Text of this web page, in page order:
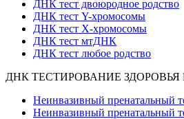
ДНК тест двоюродное родство
ДНК тест Y-хромосомы
ДНК тест X-хромосомы
ДНК тест мтДНК
ДНК тест любое родство
ДНК ТЕСТИРОВАНИЕ ЗДОРОВЬЯ
Неинвазивный пренатальный
Неинвазивный пренатальный